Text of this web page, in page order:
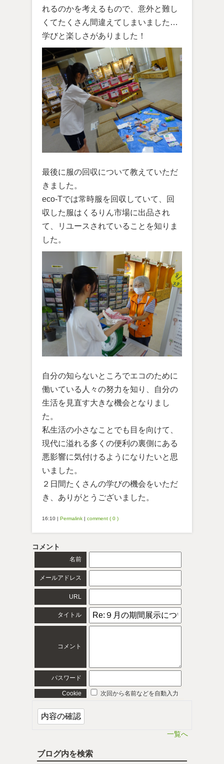
れるのかを考えるもので、意外と難し
くてたくさん間違えてしまいました…
学びと楽しさがありました！
最後に服の回収について教えていただ
きました。
eco-Tでは常時服を回収していて、回
収した服はくるりん市場に出品され
て、リユースされていることを知りま
した。
自分の知らないところでエコのために
働いている人々の努力を知り、自分の
生活を見直す大きな機会となりまし
た。
私生活の小さなことでも目を向けて、
現代に溢れる多くの便利の裏側にある
悪影響に気付けるようになりたいと思
いました。
２日間たくさんの学びの機会をいただ
き、ありがとうございました。
16:10 | Permalink | comment ( 0 )
コメント
名前
メールアドレス
URL
タイトル
コメント
パスワード
Cookie 次回から名前などを自動入力
一覧へ
ブログ内を検索